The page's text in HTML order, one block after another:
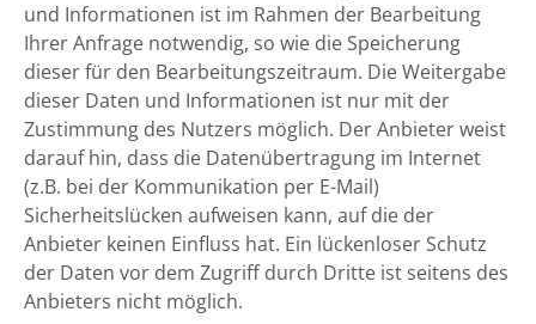
und Informationen ist im Rahmen der Bearbeitung
Ihrer Anfrage notwendig, so wie die Speicherung
dieser für den Bearbeitungszeitraum. Die Weitergabe
dieser Daten und Informationen ist nur mit der
Zustimmung des Nutzers möglich. Der Anbieter weist
darauf hin, dass die Datenübertragung im Internet
(z.B. bei der Kommunikation per E-Mail)
Sicherheitslücken aufweisen kann, auf die der
Anbieter keinen Einfluss hat. Ein lückenloser Schutz
der Daten vor dem Zugriff durch Dritte ist seitens des
Anbieters nicht möglich.